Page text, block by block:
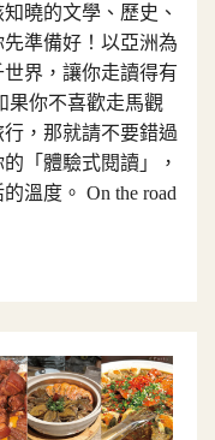
曉的文學、歷史、
準備好！以亞洲為
界，讓你走讀得有
果你不喜歡走馬觀
，那就請不要錯過
「體驗式閱讀」，
溫度。 On the road